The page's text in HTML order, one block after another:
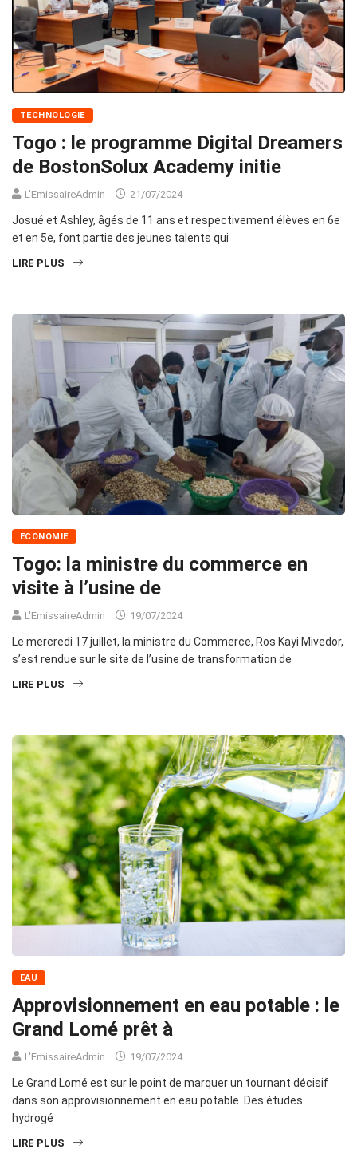
TECHNOLOGIE
Togo : le programme Digital Dreamers
de BostonSolux Academy initie
L'EmissaireAdmin 21/07/2024
Josué et Ashley, âgés de 11 ans et respectivement élèves en 6e
et en 5e, font partie des jeunes talents qui
LIRE PLUS
ECONOMIE
Togo: la ministre du commerce en
visite à l’usine de
L'EmissaireAdmin 19/07/2024
Le mercredi 17 juillet, la ministre du Commerce, Ros Kayi Mivedor,
s’est rendue sur le site de l’usine de transformation de
LIRE PLUS
EAU
Approvisionnement en eau potable : le
Grand Lomé prêt à
L'EmissaireAdmin 19/07/2024
Le Grand Lomé est sur le point de marquer un tournant décisif
dans son approvisionnement en eau potable. Des études
hydrogé
LIRE PLUS